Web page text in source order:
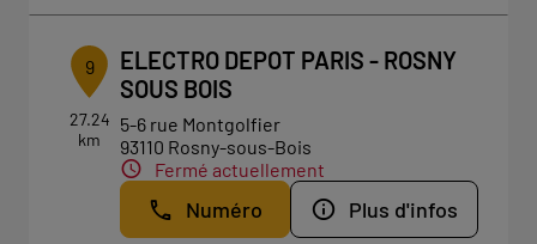
9
27.24
km
ELECTRO DEPOT PARIS - ROSNY
SOUS BOIS
5-6 rue Montgolfier
93110 Rosny-sous-Bois
Fermé actuellement
Numéro Plus d'infos